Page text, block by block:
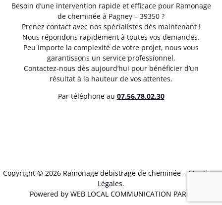
Besoin d’une intervention rapide et efficace pour Ramonage
de cheminée à Pagney – 39350 ?
Prenez contact avec nos spécialistes dès maintenant !
Nous répondons rapidement à toutes vos demandes.
Peu importe la complexité de votre projet, nous vous
garantissons un service professionnel.
Contactez-nous dès aujourd’hui pour bénéficier d’un
résultat à la hauteur de vos attentes.
Par téléphone au 07.56.78.02.30
Copyright © 2026 Ramonage debistrage de cheminée –Mentions
Légales.
Powered by WEB LOCAL COMMUNICATION PARIS